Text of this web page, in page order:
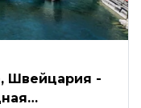
Швейцария -